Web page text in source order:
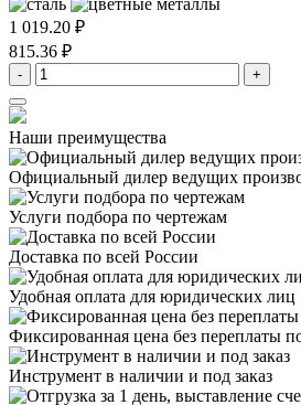
1 019.20 ₽
815.36 ₽
- +
Наши преимущества
Официальный дилер ведущих
Услуги подбора по чертежам
Доставка по всей России
Удобная оплата для юридических лиц
Фиксированная цена без переплаты
Инструмент в наличии и под заказ